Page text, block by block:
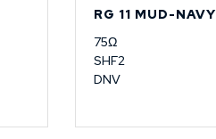
RG 11 MUD-NAVY
75Ω
SHF2
DNV